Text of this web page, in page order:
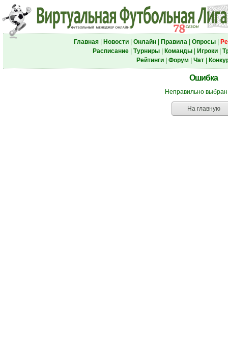
Главная| Новости| Онлайн| Правила| Опросы|
Расписание| Турниры| Команды| Игроки|
Рейтинги| Форум Чат|
Ошибка
Неправильно
На главную